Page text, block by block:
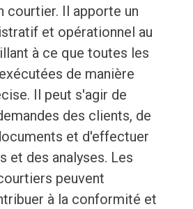
courtier. Il apporte un
et opérationnel au
à ce que toutes les
de manière
Il peut s'agir de
des clients, de
et d'effectuer
et des analyses. Les
peuvent
à la conformité et